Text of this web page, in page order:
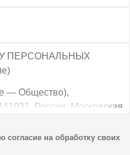
ПЕРСОНАЛЬНЫХ
— Общество),
Россия, Московская
1, является оператором
на обработку своих